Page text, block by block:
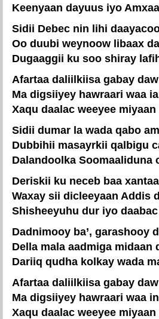
Keenyaan dayuus iyo
Sidii Debec nin lihi
Oo duubi weynoow libaax
Dugaaggii ku soo shiray
Afartaa daliilkiisa gabay
Ma digsiiyey hawraari waa
Xaqu daalac weeyee
Sidii dumar la wada qabo
Dubbihii masayrkii qalbigu
Dalandoolka Soomaaliduna
Deriskii ku neceb baa
Waxay sii dicleeyaan Addis
Shisheeyuhu dur iyo
Dadnimooy ba’, garashooy
Della mala aadmiga midaan
Dariiq qudha kolkay wada
Afartaa daliilkiisa gabay
Ma digsiiyey hawraari waa
Xaqu daalac weeyee